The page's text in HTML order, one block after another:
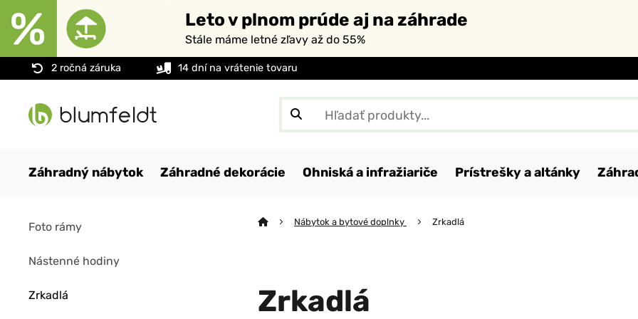
Leto v plnom prúde aj na záhrade
Stále máme letné zľavy až do 55%
2 ročná záruka 14 dní na vrátenie tovaru
Záhradný nábytok Záhradné dekorácie Ohniská a infražiariče Prístrešky a altánky
Foto rámy
Nástenné hodiny
Zrkadlá
Nábytok a bytové doplnky Zrkadlá
Zrkadlá